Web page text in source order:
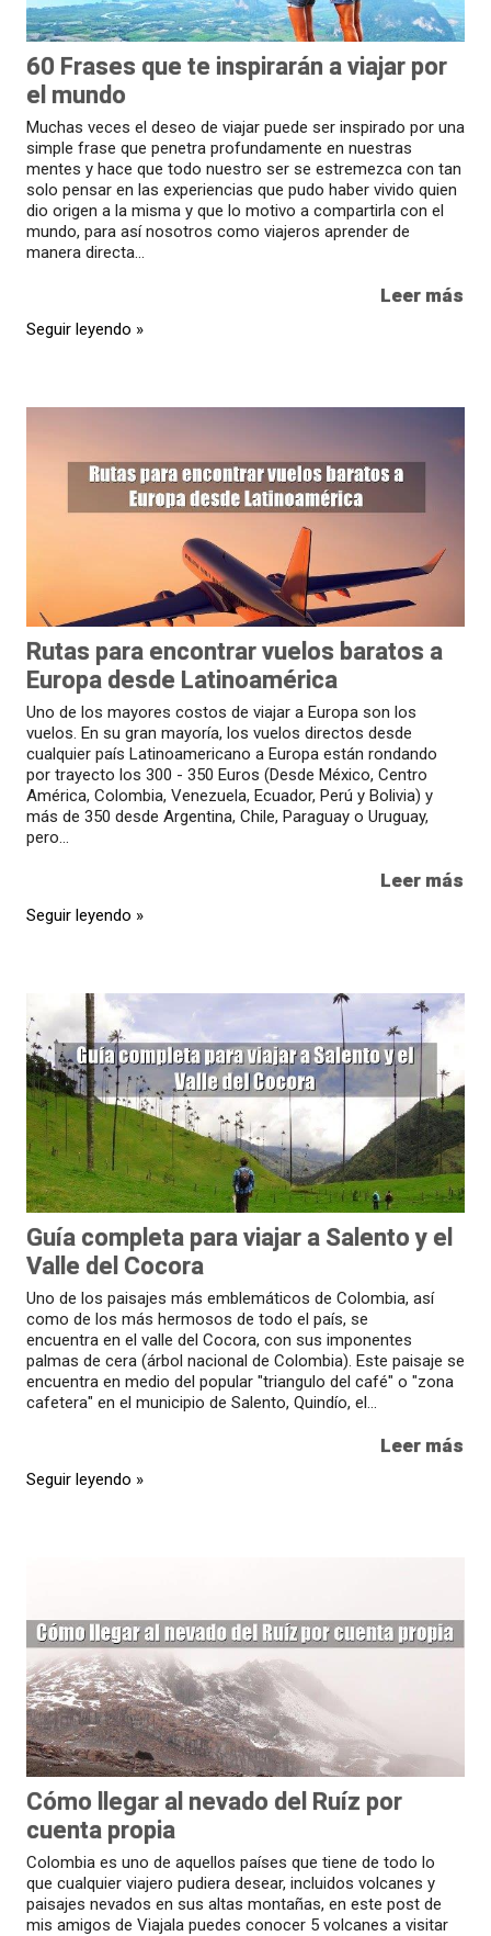
60 Frases que te inspirarán a viajar por
el mundo
Muchas veces el deseo de viajar puede ser inspirado por una
simple frase que penetra profundamente en nuestras
mentes y hace que todo nuestro ser se estremezca con tan
solo pensar en las experiencias que pudo haber vivido quien
dio origen a la misma y que lo motivo a compartirla con el
mundo, para así nosotros como viajeros aprender de
manera directa...
Leer más
Seguir leyendo »
Rutas para encontrar vuelos baratos a
Europa desde Latinoamérica
Uno de los mayores costos de viajar a Europa son los
vuelos. En su gran mayoría, los vuelos directos desde
cualquier país Latinoamericano a Europa están rondando
por trayecto los 300 - 350 Euros (Desde México, Centro
América, Colombia, Venezuela, Ecuador, Perú y Bolivia) y
más de 350 desde Argentina, Chile, Paraguay o Uruguay,
pero...
Leer más
Seguir leyendo »
Guía completa para viajar a Salento y el
Valle del Cocora
Uno de los paisajes más emblemáticos de Colombia, así
como de los más hermosos de todo el país, se
encuentra en el valle del Cocora, con sus imponentes
palmas de cera (árbol nacional de Colombia). Este paisaje se
encuentra en medio del popular "triangulo del café" o "zona
cafetera" en el municipio de Salento, Quindío, el...
Leer más
Seguir leyendo »
Cómo llegar al nevado del Ruíz por
cuenta propia
Colombia es uno de aquellos países que tiene de todo lo
que cualquier viajero pudiera desear, incluidos volcanes y
paisajes nevados en sus altas montañas, en este post de
mis amigos de Viajala puedes conocer 5 volcanes a visitar